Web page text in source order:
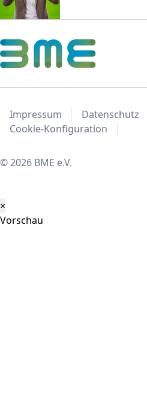
Impressum Datenschutz
Cookie-Konfiguration
© 2026 BME e.V.
×
Vorschau